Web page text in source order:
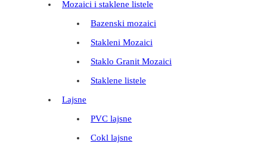
Mozaici i staklene listele
Bazenski mozaici
Stakleni Mozaici
Staklo Granit Mozaici
Staklene listele
Lajsne
PVC lajsne
Cokl lajsne